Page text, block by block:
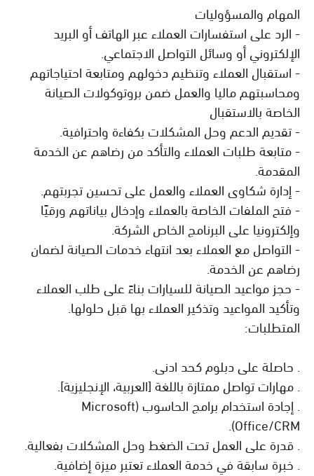
المهام والمسؤوليات
- الرد على استفسارات العملاء عبر الهاتف أو البريد
الإلكتروني أو وسائل التواصل الاجتماعي.
- استقبال العملاء وتنظيم دخولهم ومتابعة احتياجاتهم
ومحاسبتهم ماليا والعمل ضمن بروتوكولات الصيانة
الخاصة بالاستقبال
- تقديم الدعم وحل المشكلات بكفاءة واحترافية.
- متابعة طلبات العملاء والتأكد من رضاهم عن الخدمة
المقدمة.
- إدارة شكاوى العملاء والعمل على تحسين تجربتهم.
- فتح الملفات الخاصة بالعملاء وإدخال بياناتهم ورقيًا
وإلكترونيا على البرنامج الخاص الشركة.
- التواصل مع العملاء بعد انتهاء خدمات الصيانة لضمان
رضاهم عن الخدمة.
- حجز مواعيد الصيانة للسيارات بناءً على طلب العملاء
وتأكيد المواعيد وتذكير العملاء بها قبل حلولها.
المتطلبات:
. حاصلة على دبلوم كحد ادنى.
. مهارات تواصل ممتازة باللغة [العربية، الإنجليزية].
. إجادة استخدام برامج الحاسوب (Microsoft
Office/CRM).
. قدرة على العمل تحت الضغط وحل المشكلات بفعالية.
. خبرة سابقة في خدمة العملاء تعتبر ميزة إضافية.